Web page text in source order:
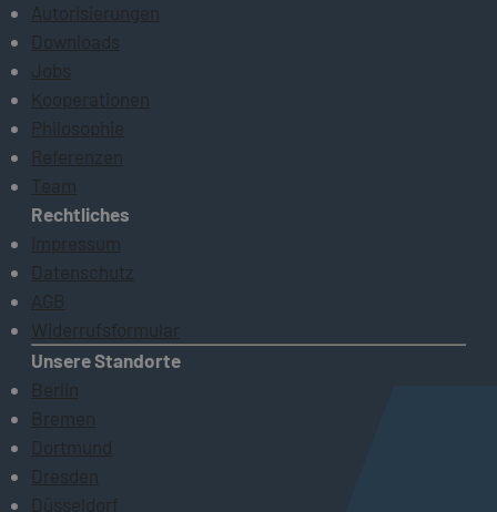
Autorisierungen
Downloads
Jobs
Kooperationen
Philosophie
Referenzen
Team
Rechtliches
Impressum
Datenschutz
AGB
Widerrufsformular
Unsere Standorte
Berlin
Bremen
Dortmund
Dresden
Düsseldorf